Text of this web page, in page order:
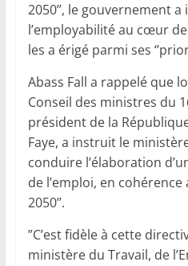
2050’’, le gouvernement
l’employabilité au cœur
les a érigé parmi ses
Abass Fall a rappelé que
Conseil des ministres du
président de la
Faye, a instruit le
conduire l’élaboration
de l’emploi, en cohérence
2050’’.
”C’est fidèle à cette
ministère du Travail, de